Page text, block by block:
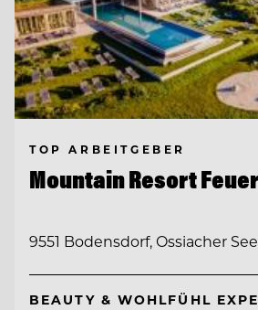
TOP ARBEITGEBER
Mountain Resort
9551 Bodensdorf, Ossiacher
BEAUTY & WOHLFÜHL